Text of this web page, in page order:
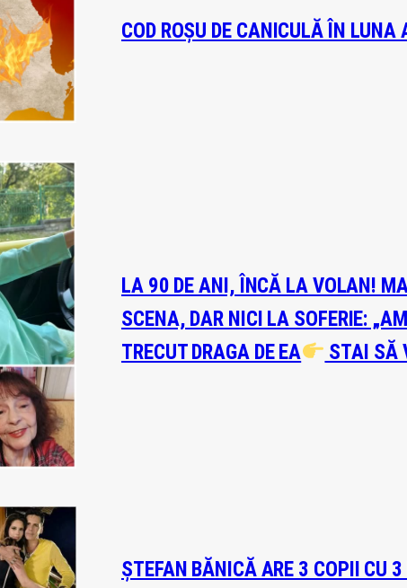
COD ROȘU DE CANICULĂ ÎN LUNA
LA 90 DE ANI, ÎNCĂ LA VOLAN!
SCENA, DAR NICI LA SOFERIE:
TRECUT DRAGA DE EA
STAI SĂ
ȘTEFAN BĂNICĂ ARE 3 COPII CU